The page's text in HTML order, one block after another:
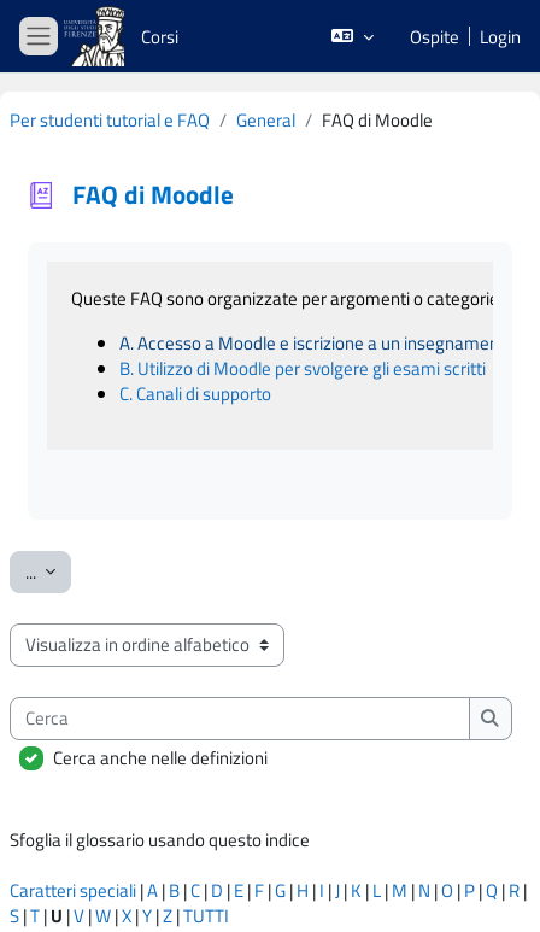
Vai al contenuto principale
Pannello laterale
Corsi Ospite Login
Per studenti tutorial e FAQ General FAQ di Moodle
FAQ di Moodle
Queste FAQ sono organizzate per argomenti o categorie:
A. Accesso a Moodle e iscrizione a un insegnamento
B. Utilizzo di Moodle per svolgere gli esami scritti
C. Canali di supporto
... Esporta voci
Sfoglia il glossario usando questo indice
Cerca
Cerca
Cerca anche nelle definizioni
Sfoglia il glossario usando questo indice
Caratteri speciali|A|B|C|D |E|F|G|H |I |J|K |L|M |N |O |P|Q |R|
S|T|U |V|W|X|Y|Z|TUTTI